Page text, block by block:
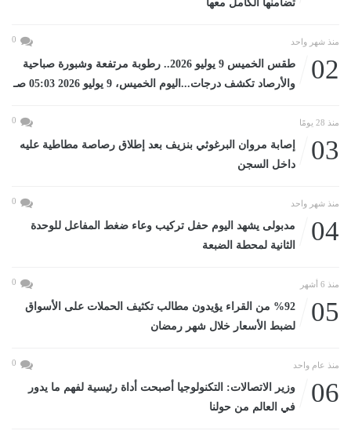
تضامنها الكامل معها
منذ شهر واحد 0
02
طقس الخميس 9 يوليو 2026.. رطوبة مرتفعة وشبورة صباحية
والأرصاد تكشف درجات...اليوم الخميس، 9 يوليو 2026 05:03 صـ
منذ 28 يومًا 0
03
إصابة مروان البرغوثي بنزيف بعد إطلاق رصاصة مطاطية عليه
داخل السجن
منذ شهر واحد 0
04
مدبولى يشهد اليوم حفل تركيب وعاء ضغط المفاعل للوحدة
الثانية لمحطة الضبعة
منذ 6 أشهر 0
05
%92 من القراء يؤيدون مطالب تكثيف الحملات على الأسواق
لضبط الأسعار خلال شهر رمضان
منذ عام واحد 0
06
وزير الاتصالات: التكنولوجيا أصبحت أداة رئيسية لفهم ما يدور
في العالم من حولنا